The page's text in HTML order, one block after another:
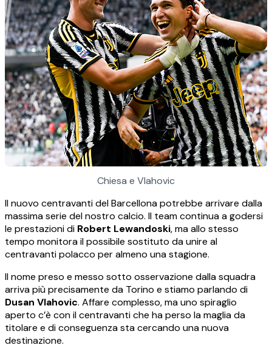
Chiesa e Vlahovic
Il nuovo centravanti del Barcellona potrebbe arrivare dalla
massima serie del nostro calcio. Il team continua a godersi
le prestazioni di Robert Lewandoski, ma allo stesso
tempo monitora il possibile sostituto da unire al
centravanti polacco per almeno una stagione.
Il nome preso e messo sotto osservazione dalla squadra
arriva più precisamente da Torino e stiamo parlando di
Dusan Vlahovic. Affare complesso, ma uno spiraglio
aperto c’è con il centravanti che ha perso la maglia da
titolare e di conseguenza sta cercando una nuova
destinazione.